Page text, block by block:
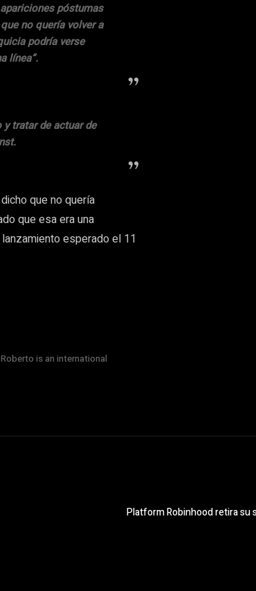
póstumas
no quería volver a
podría verse
línea”.
tratar de actuar de
que no quería
que esa era una
esperado el 11
is an international
Platform Robinhood retira